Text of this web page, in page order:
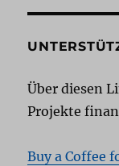
Über diesen
Projekte
Buy a Coffee